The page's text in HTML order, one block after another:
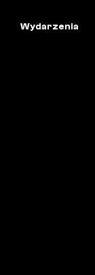
Wydarzenia